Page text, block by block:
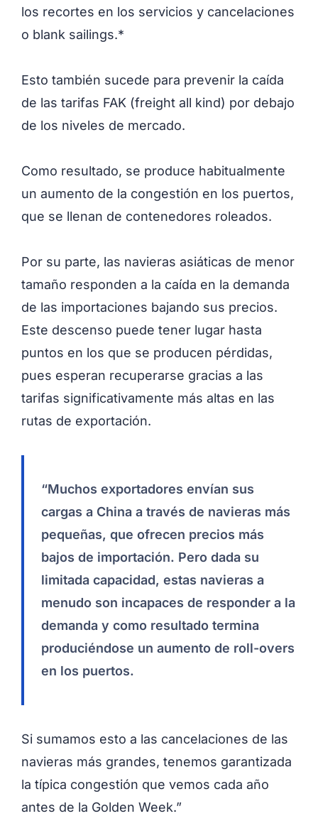
los recortes en los servicios y cancelaciones
o blank sailings.*
Esto también sucede para prevenir la caída
de las tarifas FAK (freight all kind) por debajo
de los niveles de mercado.
Como resultado, se produce habitualmente
un aumento de la congestión en los puertos,
que se llenan de contenedores roleados.
Por su parte, las navieras asiáticas de menor
tamaño responden a la caída en la demanda
de las importaciones bajando sus precios.
Este descenso puede tener lugar hasta
puntos en los que se producen pérdidas,
pues esperan recuperarse gracias a las
tarifas significativamente más altas en las
rutas de exportación.
“Muchos exportadores envían sus
cargas a China a través de navieras más
pequeñas, que ofrecen precios más
bajos de importación. Pero dada su
limitada capacidad, estas navieras a
menudo son incapaces de responder a la
demanda y como resultado termina
produciéndose un aumento de roll-overs
en los puertos.
Si sumamos esto a las cancelaciones de las
navieras más grandes, tenemos garantizada
la típica congestión que vemos cada año
antes de la Golden Week.”